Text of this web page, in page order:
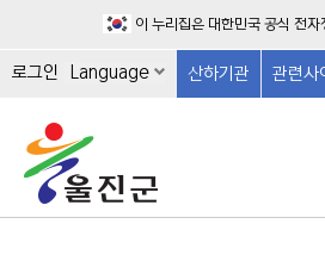
이 누리집은 대한민국 공식 전자
로그인 Language 산하기관 관련사